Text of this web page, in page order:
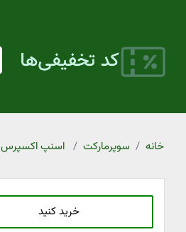
خانه سوپرمارکت اسنپ اکسپرس
خرید کنید